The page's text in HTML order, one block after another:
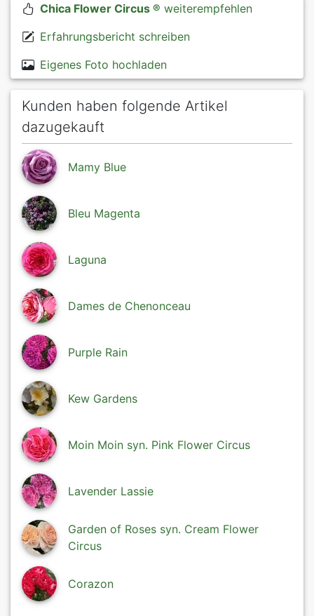
Chica Flower Circus ® weiterempfehlen
Erfahrungsbericht schreiben
Eigenes Foto hochladen
Kunden haben folgende Artikel
dazugekauft
Mamy Blue
Bleu Magenta
Laguna
Dames de Chenonceau
Purple Rain
Kew Gardens
Moin Moin syn. Pink Flower Circus
Lavender Lassie
Garden of Roses syn. Cream Flower
Circus
Corazon